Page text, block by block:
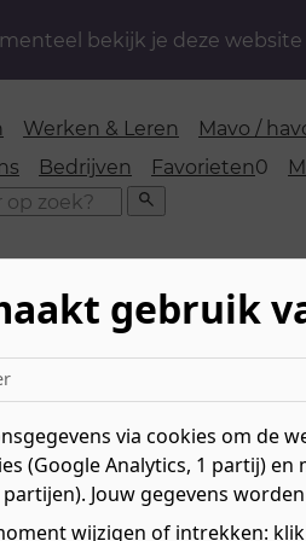
bekijk je deze
Werken & Leren
Mavo /
Bedrijven Favorieten0
Zoeken
Je vooropleiding bepaalt
binnenkort gaat halen.
gebruik
via cookies om de
(Google Analytics, 1 partij)
Jouw gegevens
wijzigen of intrekken: